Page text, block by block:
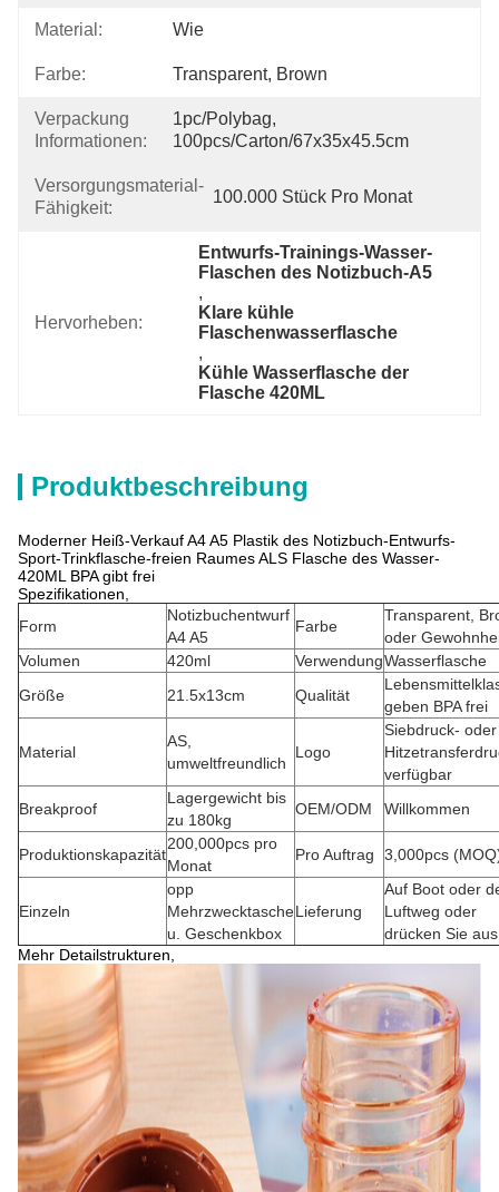
Material: Wie
Farbe: Transparent, Brown
Verpackung
Informationen:
1pc/polybag,
100pcs/carton/67x35x45.5cm
Versorgungsmaterial-
Fähigkeit:
100.000 Stück Pro Monat
Hervorheben:
Entwurfs-Trainings-Wasser-
Flaschen des Notizbuch-A5
,
Klare kühle
Flaschenwasserflasche
,
Kühle Wasserflasche der
Flasche 420ML
Produktbeschreibung
Moderner Heiß-Verkauf A4 A5 Plastik des Notizbuch-Entwurfs-
Sport-Trinkflasche-freien Raumes ALS Flasche des Wasser-
420ML BPA gibt frei
Spezifikationen,
Form
Notizbuchentwurf
A4 A5
Farbe
Transparent,
oder
Volumen
420ml VerwendungWasserflasche
Größe
21.5x13cm Qualität
geben BPA frei
Material
AS,
umweltfreundlich
Logo
Siebdruck- oder
verfügbar
Breakproof
Lagergewicht bis
zu 180kg
OEM/ODM Willkommen
Produktionskapazität
200,000pcs pro
Monat
Pro Auftrag 3,000pcs
Einzeln
opp
Mehrzwecktasche
u. Geschenkbox
Lieferung
Auf Boot oder
Luftweg oder
drücken Sie aus
Mehr Detailstrukturen,